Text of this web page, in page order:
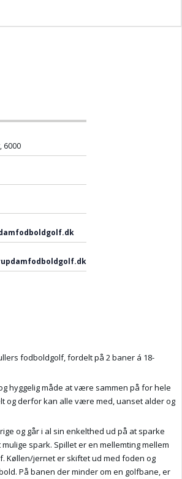
6000
fodboldgolf, fordelt på 2 baner á 18-
hyggelig måde at være sammen på for hele
og derfor kan alle være med, uanset alder og
og går i al sin enkelthed ud på at sparke
spark. Spillet er en mellemting mellem
Køllen/jernet er skiftet ud med foden og
På banen der minder om en golfbane, er